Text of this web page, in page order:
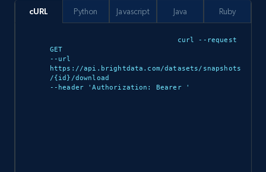
cURL
curl --request
GET
--url
https://api.brightdata.com/datasets/snapshots
/{id}/download
--header 'Authorization: Bearer
'
Python Javascript Java Ruby